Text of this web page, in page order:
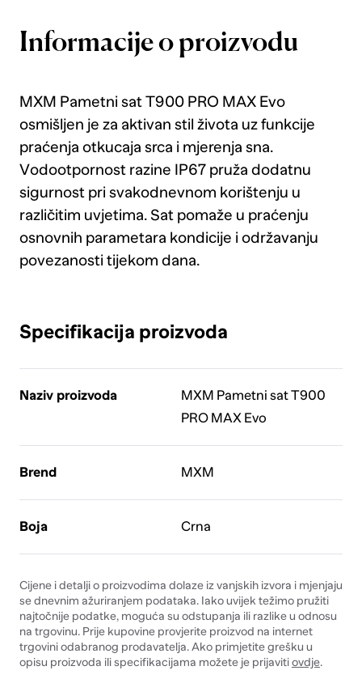
Informacije o proizvodu
MXM Pametni sat T900 PRO MAX Evo
osmišljen je za aktivan stil života uz funkcije
praćenja otkucaja srca i mjerenja sna.
Vodootpornost razine IP67 pruža dodatnu
sigurnost pri svakodnevnom korištenju u
različitim uvjetima. Sat pomaže u praćenju
osnovnih parametara kondicije i održavanju
povezanosti tijekom dana.
Specifikacija proizvoda
Naziv proizvoda
MXM Pametni sat T900
PRO MAX Evo
Brend MXM
Boja Crna
Cijene i detalji o proizvodima dolaze iz vanjskih izvora i mjenjaju
se dnevnim ažuriranjem podataka. Iako uvijek težimo pružiti
najtočnije podatke, moguća su odstupanja ili razlike u odnosu
na trgovinu. Prije kupovine provjerite proizvod na internet
trgovini odabranog prodavatelja. Ako primjetite grešku u
opisu proizvoda ili specifikacijama možete je prijavitiovdje.